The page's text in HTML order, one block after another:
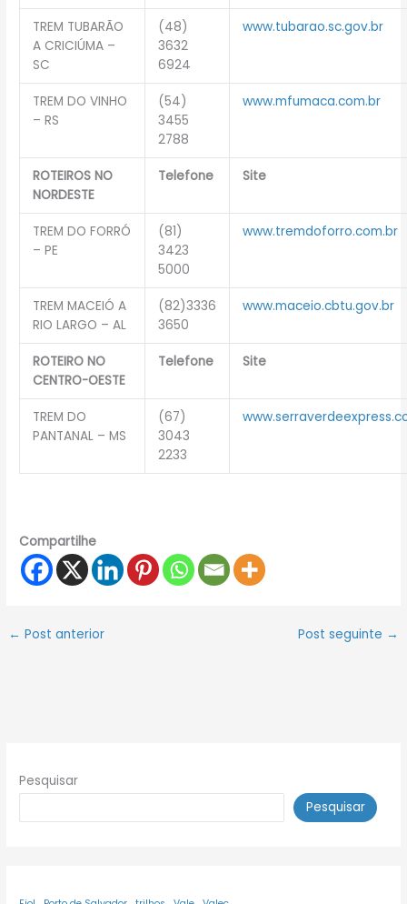
TREM TUBARÃO
A CRICIÚMA –
SC
(48)
3632
6924
www.tubarao.sc.gov.br
TREM DO VINHO
– RS
(54)
3455
2788
www.mfumaca.com.br
ROTEIROS NO
NORDESTE
Telefone Site
TREM DO FORRÓ
– PE
(81)
3423
5000
www.tremdoforro.com.br
TREM MACEIÓ A
RIO LARGO – AL
(82)3336
3650
www.maceio.cbtu.gov.br
ROTEIRO NO
CENTRO-OESTE
Telefone Site
TREM DO
PANTANAL – MS
(67)
3043
2233
Compartilhe
← Post anterior Post seguinte →
Pesquisar
Pesquisar